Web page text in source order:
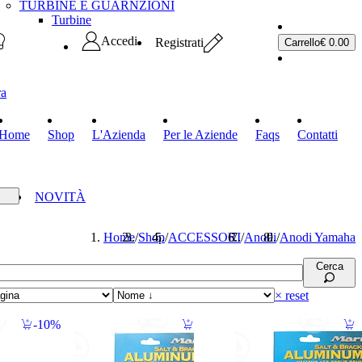
Accedi Registrati Carrello€ 0.00
Shop L'Azienda Per le Aziende Faqs Contatti
TURBINE E GUARNZIONI
Turbine
NOVITÀ
Home/Shop/ACCESSORI/Anodi/Anodi Yamaha
Cerca
× reset
10%